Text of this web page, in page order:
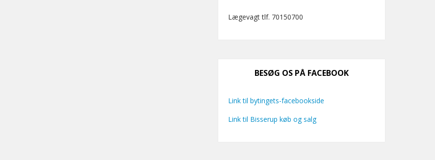
Lægevagt tlf. 70150700
BESØG OS PÅ FACEBOOK
Link til bytingets-facebookside
Link til Bisserup køb og salg